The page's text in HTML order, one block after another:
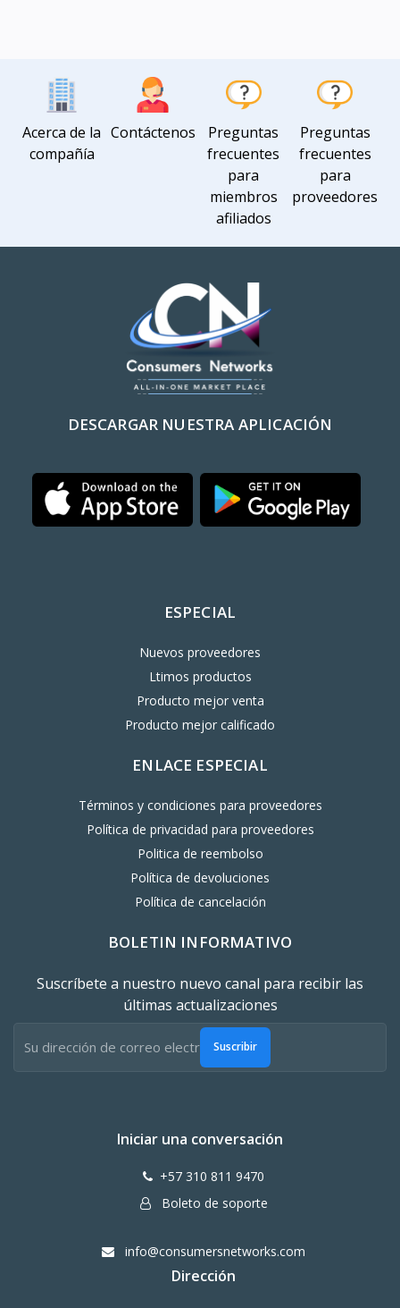
Acerca de la
compañía
Contáctenos
Preguntas
frecuentes
para
miembros
afiliados
Preguntas
frecuentes
para
proveedores
DESCARGAR NUESTRA APLICACIÓN
ESPECIAL
Nuevos proveedores
Ltimos productos
Producto mejor venta
Producto mejor calificado
ENLACE ESPECIAL
Términos y condiciones para proveedores
Política de privacidad para proveedores
Politica de reembolso
Política de devoluciones
Política de cancelación
BOLETIN INFORMATIVO
Suscríbete a nuestro nuevo canal para recibir las
últimas actualizaciones
Suscribir
Iniciar una conversación
+57 310 811 9470
Boleto de soporte
info@consumersnetworks.com
Dirección